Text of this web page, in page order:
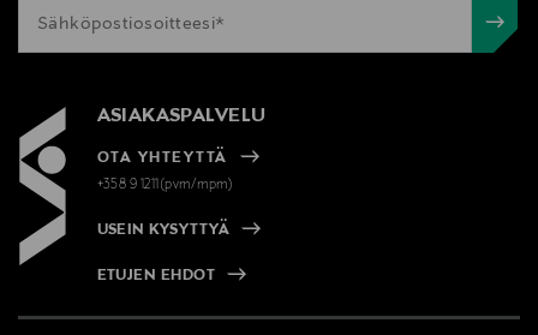
ASIAKASPALVELU
OTA YHTEYTTÄ
+358 9 1211(pvm/mpm)
USEIN KYSYTTYÄ
ETUJEN EHDOT